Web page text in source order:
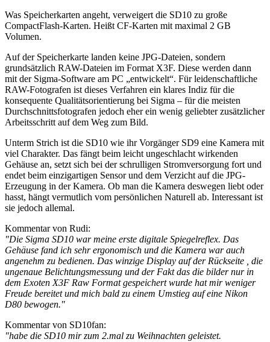
Was Speicherkarten angeht, verweigert die SD10 zu große
CompactFlash-Karten. Heißt CF-Karten mit maximal 2 GB
Volumen.
Auf der Speicherkarte landen keine JPG-Dateien, sondern
grundsätzlich RAW-Dateien im Format X3F. Diese werden dann
mit der Sigma-Software am PC „entwickelt“. Für leidenschaftliche
RAW-Fotografen ist dieses Verfahren ein klares Indiz für die
konsequente Qualitätsorientierung bei Sigma – für die meisten
Durchschnittsfotografen jedoch eher ein wenig geliebter zusätzlicher
Arbeitsschritt auf dem Weg zum Bild.
Unterm Strich ist die SD10 wie ihr Vorgänger SD9 eine Kamera mit
viel Charakter. Das fängt beim leicht ungeschlacht wirkenden
Gehäuse an, setzt sich bei der schrulligen Stromversorgung fort und
endet beim einzigartigen Sensor und dem Verzicht auf die JPG-
Erzeugung in der Kamera. Ob man die Kamera deswegen liebt oder
hasst, hängt vermutlich vom persönlichen Naturell ab. Interessant ist
sie jedoch allemal.
Kommentar von Rudi:
"Die Sigma SD10 war meine erste digitale Spiegelreflex. Das
Gehäuse fand ich sehr ergonomisch und die Kamera war auch
angenehm zu bedienen. Das winzige Display auf der Rückseite , die
ungenaue Belichtungsmessung und der Fakt das die bilder nur in
dem Exoten X3F Raw Format gespeichert wurde hat mir weniger
Freude bereitet und mich bald zu einem Umstieg auf eine Nikon
D80 bewogen."
Kommentar von SD10fan:
"habe die SD10 mir zum 2.mal zu Weihnachten geleistet.